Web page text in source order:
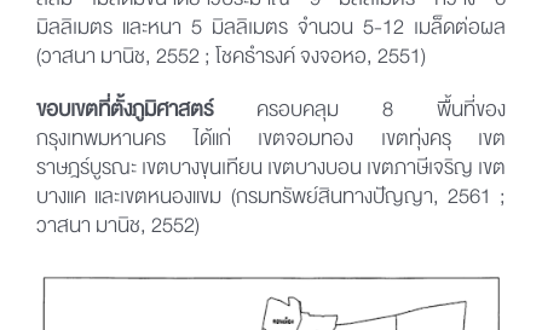
สีส้ม เมล็ดมีขนาดยาวประมาณ 9 มิลลิเมตร กว้าง 6
มิลลิเมตร และหนา 5 มิลลิเมตร จำนวน 5-12 เมล็ดต่อผล
(วาสนา มานิช, 2552 ; โชคธำรงค์ จงจอหอ, 2551)
ขอบเขตที่ตั้งภูมิศาสตร์ครอบคลุม 8 พื้นที่ของ
กรุงเทพมหานคร ได้แก่ เขตจอมทอง เขตทุ่งครุ เขต
ราษฎร์บูรณะ เขตบางขุนเทียน เขตบางบอน เขตภาษีเจริญ เขต
บางแค และเขตหนองแขม (กรมทรัพย์สินทางปัญญา, 2561 ;
วาสนา มานิช, 2552)